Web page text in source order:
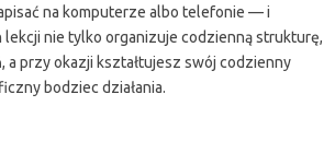
na komputerze albo telefonie — i
nie tylko organizuje codzienną strukturę,
przy okazji kształtujesz swój codzienny
bodziec działania.